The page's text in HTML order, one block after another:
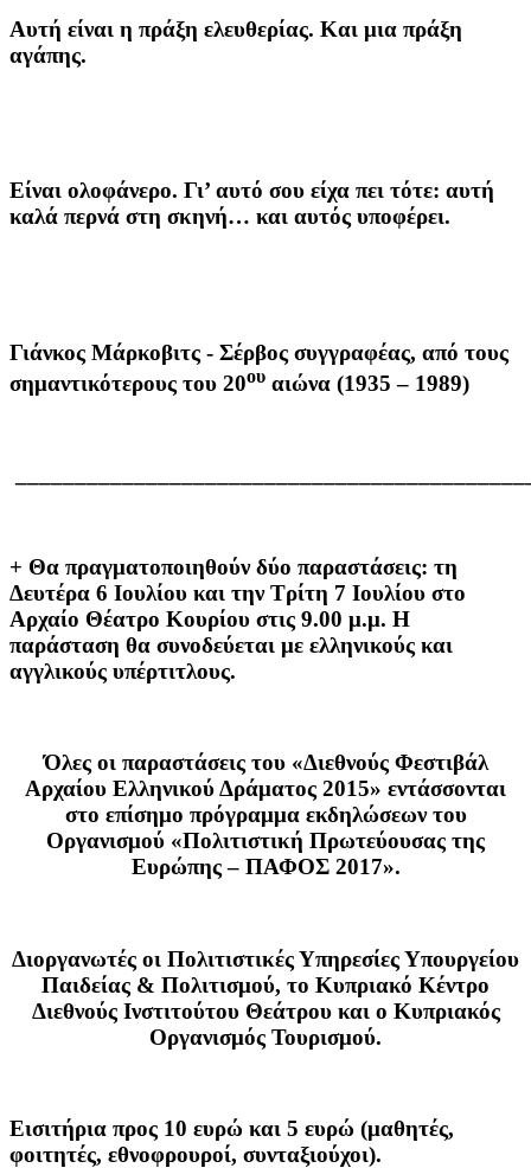
Αυτή είναι η πράξη ελευθερίας. Και μια πράξη
αγάπης.
Είναι ολοφάνερο. Γι’ αυτό σου είχα πει τότε: αυτή
καλά περνά στη σκηνή… και αυτός υποφέρει.
Γιάνκος Μάρκοβιτς - Σέρβος συγγραφέας, από τους
σημαντικότερους του 20ου αιώνα (1935 – 1989)
+ Θα πραγματοποιηθούν δύο παραστάσεις: τη
Δευτέρα 6 Ιουλίου και την Τρίτη 7 Ιουλίου στο
Αρχαίο Θέατρο Κουρίου στις 9.00 μ.μ. Η
παράσταση θα συνοδεύεται με ελληνικούς και
αγγλικούς υπέρτιτλους.
Όλες οι παραστάσεις του «Διεθνούς Φεστιβάλ
Αρχαίου Ελληνικού Δράματος 2015» εντάσσονται
στο επίσημο πρόγραμμα εκδηλώσεων του
Οργανισμού «Πολιτιστική Πρωτεύουσας της
Ευρώπης – ΠΑΦΟΣ 2017».
Διοργανωτές οι Πολιτιστικές Υπηρεσίες Υπουργείου
Παιδείας & Πολιτισμού, το Κυπριακό Κέντρο
Διεθνούς Ινστιτούτου Θεάτρου και ο Κυπριακός
Οργανισμός Τουρισμού.
Εισιτήρια προς 10 ευρώ και 5 ευρώ (μαθητές,
φοιτητές, εθνοφρουροί, συνταξιούχοι).